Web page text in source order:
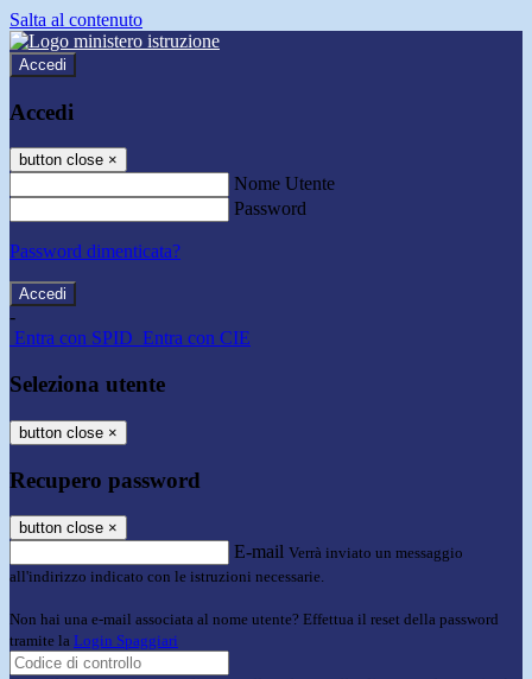
Salta al contenuto
Accedi
Accedi
button close ×
Nome Utente
Password
Password dimenticata?
-
Entra con SPID Entra con CIE
Seleziona utente
button close ×
Recupero password
button close ×
E-mail Verrà inviato un messaggio
all'indirizzo indicato con le istruzioni necessarie.
Non hai una e-mail associata al nome utente? Effettua il reset della password
tramite la Login Spaggiari